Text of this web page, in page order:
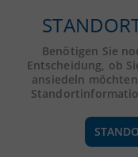
Benötigen Sie
Entscheidung, ob
ansiedeln